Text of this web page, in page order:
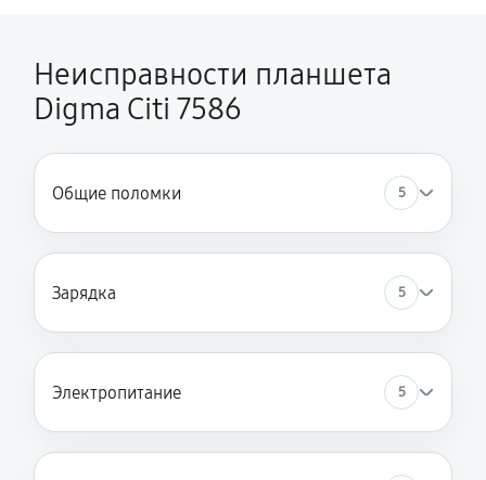
Неисправности планшета
Digma Citi 7586
Общие поломки 5
Зарядка 5
Электропитание 5